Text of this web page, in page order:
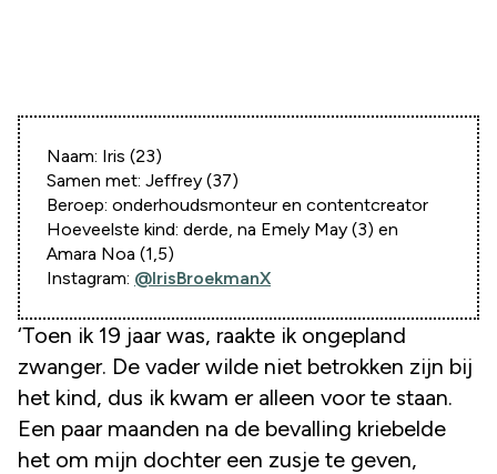
Naam: Iris (23)
Samen met: Jeffrey (37)
Beroep: onderhoudsmonteur en contentcreator
Hoeveelste kind: derde, na Emely May (3) en
Amara Noa (1,5)
Instagram: @IrisBroekmanX
‘Toen ik 19 jaar was, raakte ik ongepland
zwanger. De vader wilde niet betrokken zijn bij
het kind, dus ik kwam er alleen voor te staan.
Een paar maanden na de bevalling kriebelde
het om mijn dochter een zusje te geven,